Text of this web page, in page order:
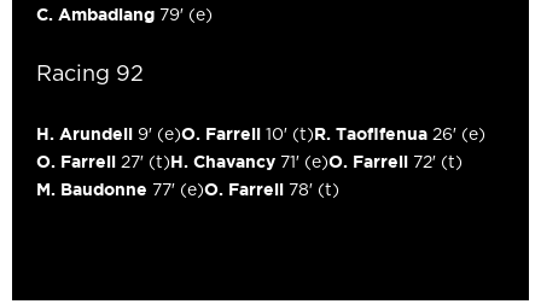
C. Ambadiang 79′ (e)
Racing 92
H. Arundell 9′ (e)O. Farrell 10′ (t)R. Taofifenua 26′ (e)
O. Farrell 27′ (t)H. Chavancy 71′ (e)O. Farrell 72′ (t)
M. Baudonne 77′ (e)O. Farrell 78′ (t)